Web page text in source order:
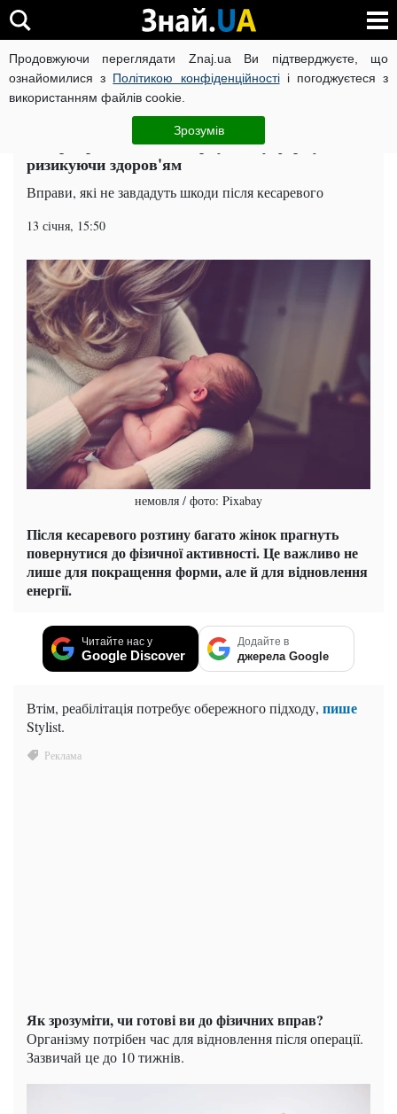
Продовжуючи переглядати Znaj.ua Ви підтверджуєте, що
ознайомилися з Політикою конфіденційностіі погоджуєтеся з
використанням файлів cookie.
Зрозумів
ВІЙНА РОСІЇ ПРОТИ УКРАЇНИ КОРОНАВІРУС В УКРАЇНІ
ЧИТАТЬ НА РУССКОМ
Кесарів розтин: як повернутися у форму не
ризикуючи здоров'ям
Вправи, які не завдадуть шкоди після кесаревого
13 січня, 15:50
немовля / фото: Pixabay
Після кесаревого розтину багато жінок прагнуть
повернутися до фізичної активності. Це важливо не
лише для покращення форми, але й для відновлення
енергії.
Читайте нас у
Google Discover
Додайте в
джерела Google
Втім, реабілітація потребує обережного підходу, пише
Stylist.
Як зрозуміти, чи готові ви до фізичних вправ?
Організму потрібен час для відновлення після операції.
Зазвичай це до 10 тижнів.